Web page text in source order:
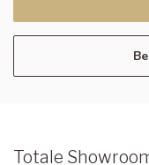
Totale